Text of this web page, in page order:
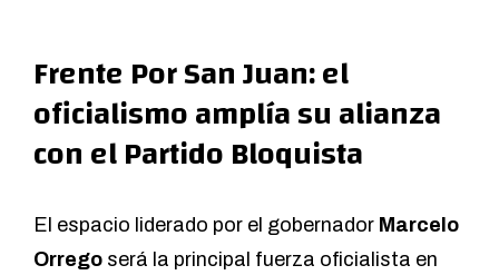
Frente Por San Juan: el
oficialismo amplía su alianza
con el Partido Bloquista
El espacio liderado por el gobernador Marcelo
Orrego será la principal fuerza oficialista en